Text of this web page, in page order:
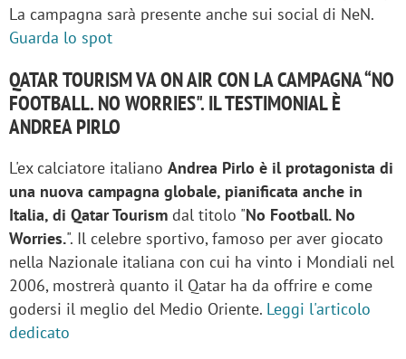
La campagna sarà presente anche sui social di NeN.
Guarda lo spot
QATAR TOURISM VA ON AIR CON LA CAMPAGNA “NO
FOOTBALL. NO WORRIES". IL TESTIMONIAL È
ANDREA PIRLO
L'ex calciatore italiano Andrea Pirlo è il protagonista di
una nuova campagna globale, pianificata anche in
Italia, di Qatar Tourism dal titolo "No Football. No
Worries.". Il celebre sportivo, famoso per aver giocato
nella Nazionale italiana con cui ha vinto i Mondiali nel
2006, mostrerà quanto il Qatar ha da offrire e come
godersi il meglio del Medio Oriente. Leggi l'articolo
dedicato